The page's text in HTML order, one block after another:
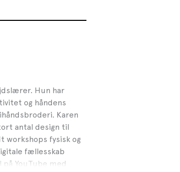
Hun har
og håndens
Karen
antal design til
workshops fysisk og
fællesskab
YouTube med